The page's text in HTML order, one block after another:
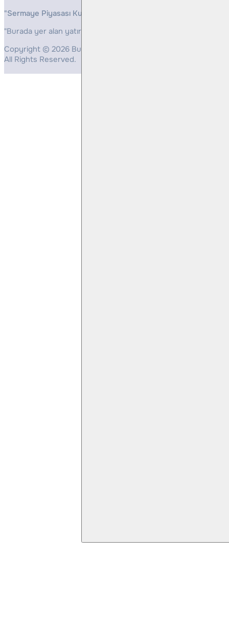
"Sermaye Piyasası Kurulunun, Yatırım Hizmetleri ve
"Burada yer alan yatırım bilgi, yorum ve tavsiyeleri yatırım
Copyright © 2026 Bulls Yatırım Menkul Değerler
All Rights Reserved.